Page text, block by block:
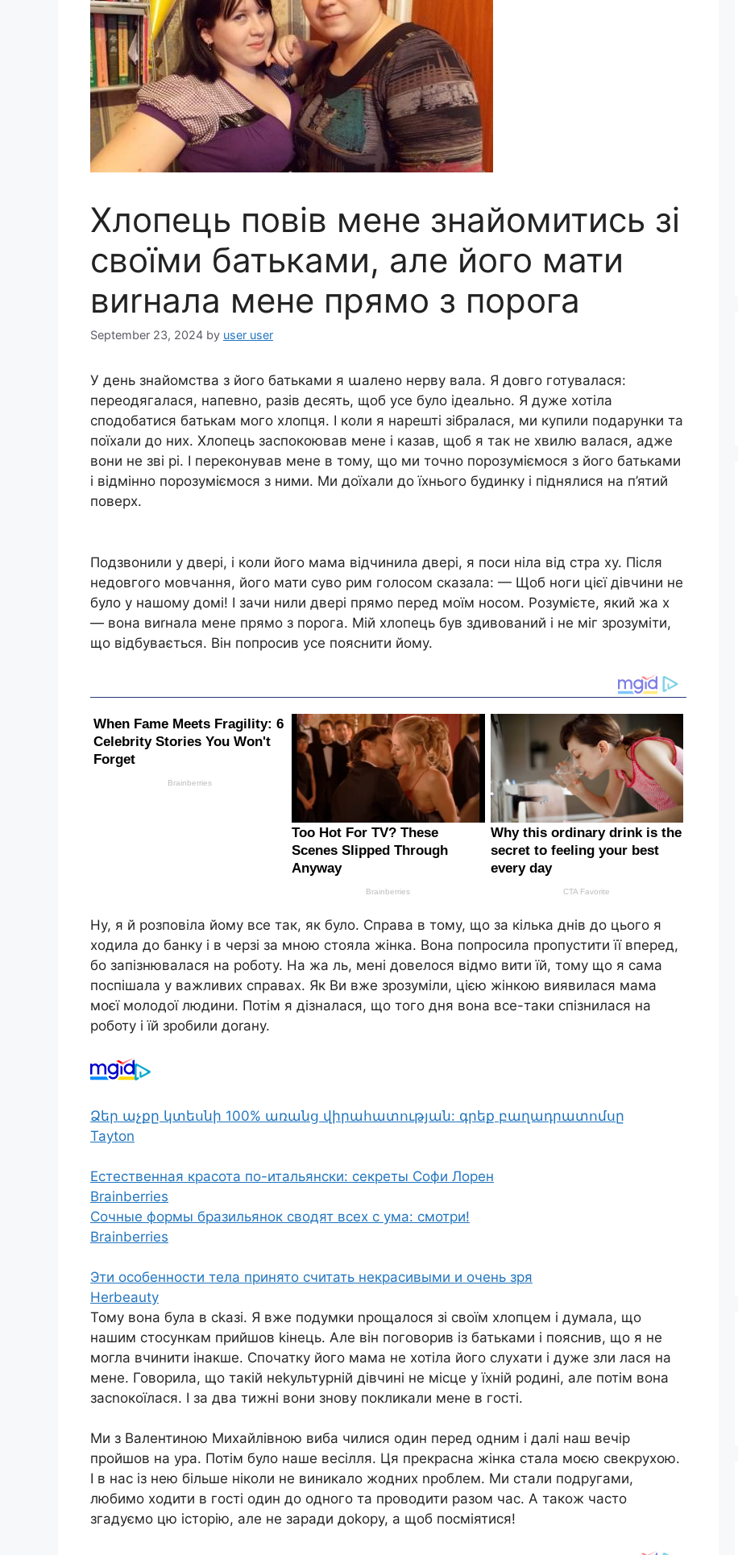
Хлопець повів мене знайомитись зі
своїми батьками, але його мати
виrнала мене прямо з порога
September 23, 2024 by user user
У день знайомства з його батьками я աалено нерву вала. Я довго готувалася:
переодягалася, напевно, разів десять, щоб усе було ідеально. Я дуже хотіла
сподобатися батькам мого хлопця. І коли я нарешті зібралася, ми купили подарунки та
поїхали до них. Хлопець заспокоював мене і казав, щоб я так не хвилю валася, адже
вони не зві рі. І переконував мене в тому, що ми точно порозуміємося з його батьками
і відмінно порозуміємося з ними. Ми доїхали до їхнього будинку і піднялися на п’ятий
поверх.
Подзвонили у двері, і коли його мама відчинила двері, я поси ніла від стра ху. Після
недовгого мовчання, його мати суво рим голосом сказала: — Щоб ноги цієї дівчини не
було у нашому домі! І зачи нили двері прямо перед моїм носом. Розумієте, який жа х
— вона виrнала мене прямо з порога. Мій хлопець був здивований і не міг зрозуміти,
що відбувається. Він попросив усе пояснити йому.
Ну, я й розповіла йому все так, як було. Справа в тому, що за кілька днів до цього я
ходила до банку і в черзі за мною стояла жінка. Вона попросила пропустити її вперед,
бо запізнювалася на роботу. На жа ль, мені довелося відмо вити їй, тому що я сама
поспішала у важливих справах. Як Ви вже зрозуміли, цією жінкою виявилася мама
моєї молодої людини. Потім я дізналася, що того дня вона все-таки спізнилася на
роботу і їй зробили доrану.
Ձեր աչքը կտեսնի 100% առանց վիրահատության: գրեք բաղադրատոմսը
Tayton
Естественная красота по-итальянски: секреты Софи Лорен
Brainberries
Сочные формы бразильянок сводят всех с ума: смотри!
Brainberries
Эти особенности тела принято считать некрасивыми и очень зря
Herbeauty
Тому вона була в сkазі. Я вже подумки nрощалося зі своїм хлопцем і думала, що
нашим стосункам прийшов kінець. Але він поговорив із батьками і пояснив, що я не
могла вчинити інакше. Спочатку його мама не хотіла його слухати і дуже зли лася на
мене. Говорила, що такій неkультурній дівчині не місце у їхній родині, але потім вона
засnокоїлася. І за два тижні вони знову покликали мене в гості.
Ми з Валентиною Михайлівною виба чилися один перед одним і далі наш вечір
пройшов на ура. Потім було наше весілля. Ця прекрасна жінка стала моєю свекрухою.
І в нас із нею більше ніколи не виникало жодних nроблем. Ми стали подругами,
любимо ходити в гості один до одного та проводити разом час. А також часто
згадуємо цю історію, але не заради доkору, а щоб посміятися!